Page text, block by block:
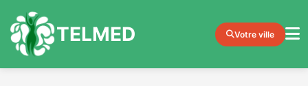
TELMED Votre ville